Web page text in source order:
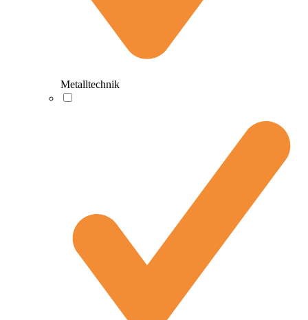
Metalltechnik